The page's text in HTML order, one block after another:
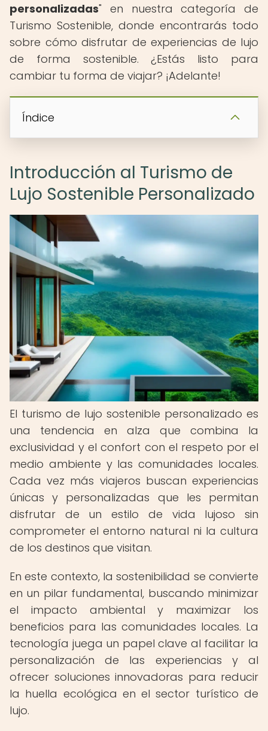
personalizadas" en nuestra categoría de
Turismo Sostenible, donde encontrarás todo
sobre cómo disfrutar de experiencias de lujo
de forma sostenible. ¿Estás listo para
cambiar tu forma de viajar? ¡Adelante!
Índice
Introducción al Turismo de
Lujo Sostenible Personalizado
El turismo de lujo sostenible personalizado es
una tendencia en alza que combina la
exclusividad y el confort con el respeto por el
medio ambiente y las comunidades locales.
Cada vez más viajeros buscan experiencias
únicas y personalizadas que les permitan
disfrutar de un estilo de vida lujoso sin
comprometer el entorno natural ni la cultura
de los destinos que visitan.
En este contexto, la sostenibilidad se convierte
en un pilar fundamental, buscando minimizar
el impacto ambiental y maximizar los
beneficios para las comunidades locales. La
tecnología juega un papel clave al facilitar la
personalización de las experiencias y al
ofrecer soluciones innovadoras para reducir
la huella ecológica en el sector turístico de
lujo.